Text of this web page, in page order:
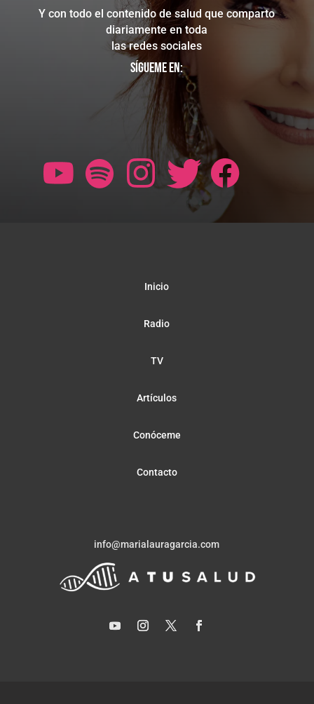
Y con todo el contenido de salud que comparto
diariamente en toda
las redes sociales
Sígueme en:
Inicio
Radio
TV
Artículos
Conóceme
Contacto
info@marialauragarcia.com